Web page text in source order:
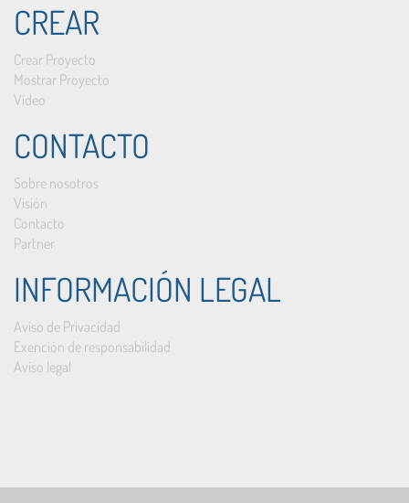
CREAR
Crear Proyecto
Mostrar Proyecto
Vídeo
CONTACTO
Sobre nosotros
Visión
Contacto
Partner
INFORMACIÓN LEGAL
Aviso de Privacidad
Exención de responsabilidad
Aviso legal